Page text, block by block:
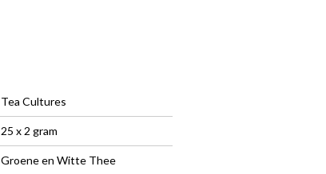
Tea Cultures
25 x 2 gram
Groene en Witte Thee